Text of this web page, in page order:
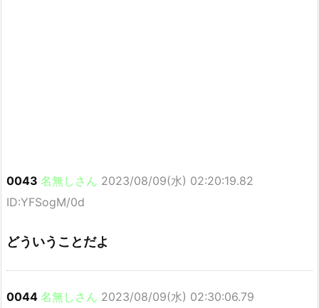
0043 名無しさん 2023/08/09(水) 02:20:19.82
ID:YFSogM/0d
どういうことだよ
0044 名無しさん 2023/08/09(水) 02:30:06.79